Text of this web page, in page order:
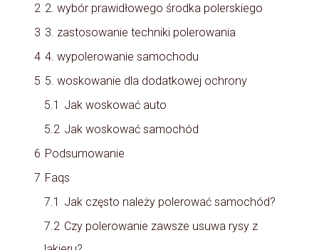
2 2. wybór prawidłowego środka polerskiego
3 3. zastosowanie techniki polerowania
4 4. wypolerowanie samochodu
5 5. woskowanie dla dodatkowej ochrony
5.1 Jak woskować auto
5.2 Jak woskować samochód
6 Podsumowanie
7 Faqs
7.1 Jak często należy polerować samochód?
7.2 Czy polerowanie zawsze usuwa rysy z